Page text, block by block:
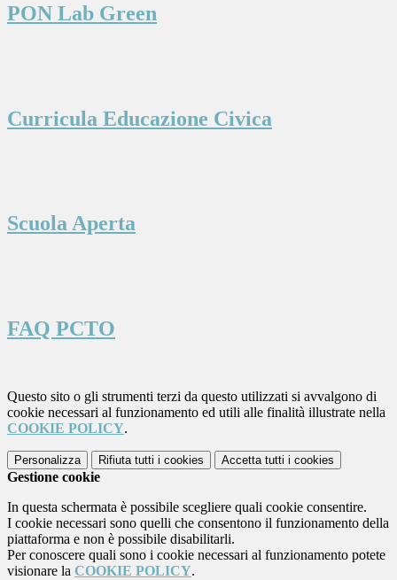
PON Lab Green
Curricula Educazione Civica
Scuola Aperta
FAQ PCTO
Questo sito o gli strumenti terzi da questo utilizzati si avvalgono di
cookie necessari al funzionamento ed utili alle finalità illustrate nella
COOKIE POLICY.
Personalizza Rifiuta tutti i cookies Accetta tutti i cookies
Gestione cookie
In questa schermata è possibile scegliere quali cookie consentire.
I cookie necessari sono quelli che consentono il funzionamento della
piattaforma e non è possibile disabilitarli.
Per conoscere quali sono i cookie necessari al funzionamento potete
visionare la COOKIE POLICY.